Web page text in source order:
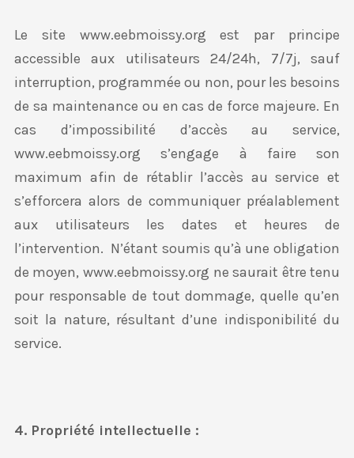
Le site www.eebmoissy.org est par principe
accessible aux utilisateurs 24/24h, 7/7j, sauf
interruption, programmée ou non, pour les besoins
de sa maintenance ou en cas de force majeure. En
cas d’impossibilité d’accès au service,
www.eebmoissy.org s’engage à faire son
maximum afin de rétablir l’accès au service et
s’efforcera alors de communiquer préalablement
aux utilisateurs les dates et heures de
l’intervention. N’étant soumis qu’à une obligation
de moyen, www.eebmoissy.org ne saurait être tenu
pour responsable de tout dommage, quelle qu’en
soit la nature, résultant d’une indisponibilité du
service.
4. Propriété intellectuelle :